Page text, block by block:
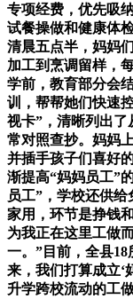
专项经费，优先吸
试餐操做和健康体
清晨五点半，妈妈
加工到烹调留样，
学前，教育部分会
训，帮帮她们快速
视卡”，清晰列出了
常对照查抄。妈妈
并插手孩子们喜好
渐提高“妈妈员工”
员工”，学校还供
家用，环节是挣钱
为我正在这里工做
一。”目前，全县
来，我们打算成立‘
升学跨校流动的工